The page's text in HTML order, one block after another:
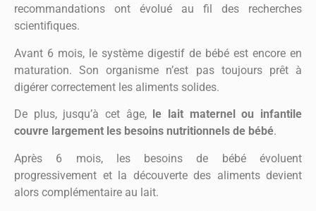
recommandations ont évolué au fil des recherches
scientifiques.
Avant 6 mois, le système digestif de bébé est encore en
maturation. Son organisme n’est pas toujours prêt à
digérer correctement les aliments solides.
De plus, jusqu’à cet âge, le lait maternel ou infantile
couvre largement les besoins nutritionnels de bébé.
Après 6 mois, les besoins de bébé évoluent
progressivement et la découverte des aliments devient
alors complémentaire au lait.